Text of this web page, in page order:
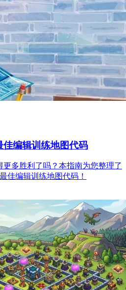
佳编辑训练地图代码
多胜利了吗？本指南为您整理了
佳编辑训练地图代码！